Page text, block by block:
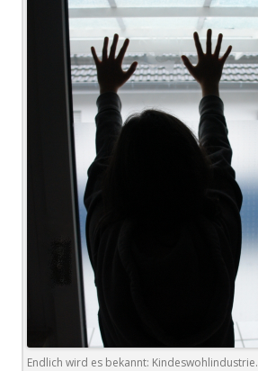
Endlich wird es bekannt: Kindeswohlindustrie.